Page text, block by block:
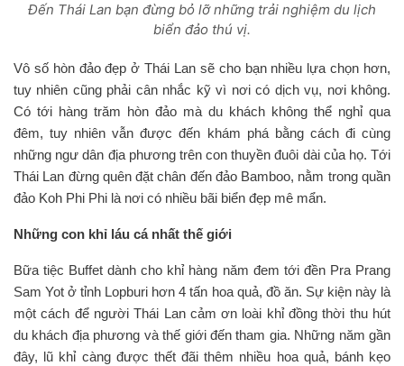
Đến Thái Lan bạn đừng bỏ lỡ những trải nghiệm du lịch
biển đảo thú vị.
Vô số hòn đảo đẹp ở Thái Lan sẽ cho bạn nhiều lựa chọn hơn,
tuy nhiên cũng phải cân nhắc kỹ vì nơi có dịch vụ, nơi không.
Có tới hàng trăm hòn đảo mà du khách không thể nghỉ qua
đêm, tuy nhiên vẫn được đến khám phá bằng cách đi cùng
những ngư dân địa phương trên con thuyền đuôi dài của họ. Tới
Thái Lan đừng quên đặt chân đến đảo Bamboo, nằm trong quần
đảo Koh Phi Phi là nơi có nhiều bãi biển đẹp mê mẩn.
Những con khỉ láu cá nhất thế giới
Bữa tiệc Buffet dành cho khỉ hàng năm đem tới đền Pra Prang
Sam Yot ở tỉnh Lopburi hơn 4 tấn hoa quả, đồ ăn. Sự kiện này là
một cách để người Thái Lan cảm ơn loài khỉ đồng thời thu hút
du khách địa phương và thế giới đến tham gia. Những năm gần
đây, lũ khỉ càng được thết đãi thêm nhiều hoa quả, bánh kẹo